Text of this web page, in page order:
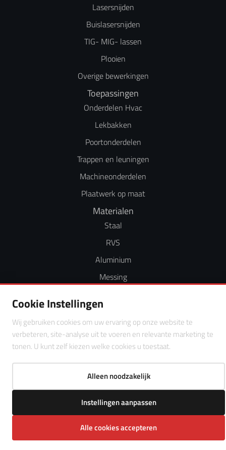
Lasersnijden
Buislasersnijden
TIG- MIG- lassen
Plooien
Overige bewerkingen
Toepassingen
Onderdelen Hvac
Lekbakken
Poortonderdelen
Trappen en leuningen
Machineonderdelen
Plaatwerk op maat
Materialen
Staal
RVS
Aluminium
Messing
Galva - Magnelis
Cookie Instellingen
Wij gebruiken cookies om uw ervaring op onze website te
verbeteren, site-analyse uit te voeren en relevante marketing te
tonen. U kunt zelf kiezen welke cookies u toestaat.
Alleen noodzakelijk
Instellingen aanpassen
Alle cookies accepteren